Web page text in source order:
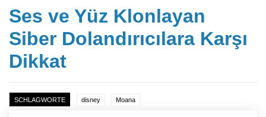
Ses ve Yüz Klonlayan
Siber Dolandırıcılara Karşı
Dikkat
SCHLAGWORTE disney Moana